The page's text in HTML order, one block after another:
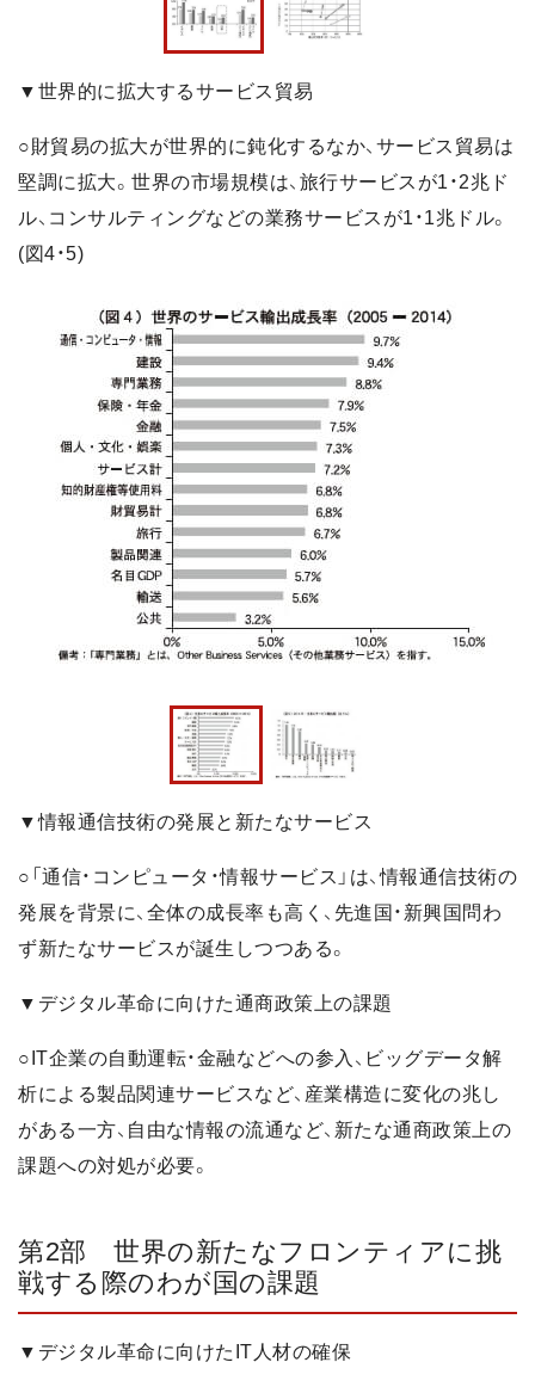
▼世界的に拡大するサービス貿易
○財貿易の拡大が世界的に鈍化するなか、サービス貿易は
堅調に拡大。世界の市場規模は、旅行サービスが1・2兆ド
ル、コンサルティングなどの業務サービスが1・1兆ドル。
(図4・5)
▼情報通信技術の発展と新たなサービス
○「通信・コンピュータ・情報サービス」は、情報通信技術の
発展を背景に、全体の成長率も高く、先進国・新興国問わ
ず新たなサービスが誕生しつつある。
▼デジタル革命に向けた通商政策上の課題
○IT企業の自動運転・金融などへの参入、ビッグデータ解
析による製品関連サービスなど、産業構造に変化の兆し
がある一方、自由な情報の流通など、新たな通商政策上の
課題への対処が必要。
第2部 世界の新たなフロンティアに挑
戦する際のわが国の課題
▼デジタル革命に向けたIT人材の確保